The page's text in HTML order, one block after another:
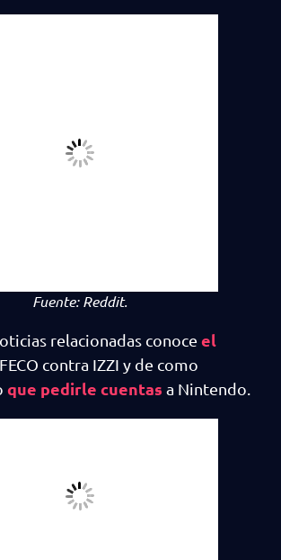
Fuente:Reddit.
relacionadas conoce el
contra IZZI y de como
que pedirle cuentas a Nintendo.